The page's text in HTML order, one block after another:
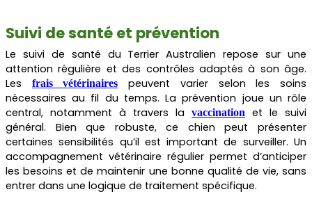
Suivi de santé et prévention
Le suivi de santé du Terrier Australien repose sur une
attention régulière et des contrôles adaptés à son âge.
Les
frais vétérinaires
peuvent varier selon les soins
nécessaires au fil du temps. La prévention joue un rôle
central, notamment à travers la
vaccination
et le suivi
général. Bien que robuste, ce chien peut présenter
certaines sensibilités qu’il est important de surveiller. Un
accompagnement vétérinaire régulier permet d’anticiper
les besoins et de maintenir une bonne qualité de vie, sans
entrer dans une logique de traitement spécifique.